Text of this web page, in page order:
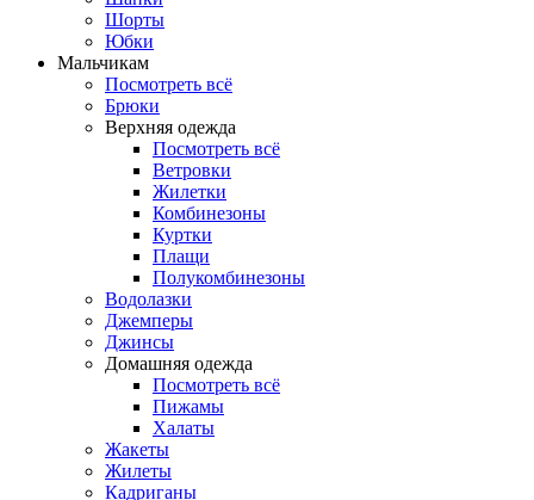
Шорты
Юбки
Мальчикам
Посмотреть всё
Брюки
Верхняя одежда
Посмотреть всё
Ветровки
Жилетки
Комбинезоны
Куртки
Плащи
Полукомбинезоны
Водолазки
Джемперы
Джинсы
Домашняя одежда
Посмотреть всё
Пижамы
Халаты
Жакеты
Жилеты
Кадриганы